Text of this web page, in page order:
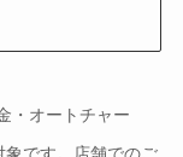
・オートチャー